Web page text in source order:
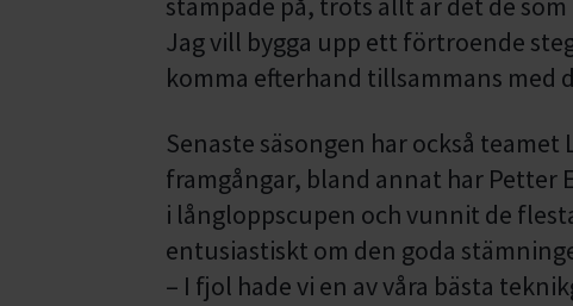
Jag vill bygga upp ett förtroende
komma efterhand tillsammans med
Senaste säsongen har också teamet
framgångar, bland annat har Petter
i långloppscupen och vunnit de
entusiastiskt om den goda
– I fjol hade vi en av våra bästa